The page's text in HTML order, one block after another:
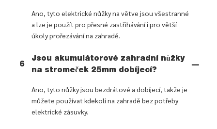
Ano, tyto elektrické nůžky na větve jsou všestranné
a lze je použít pro přesné zastřihávání i pro větší
úkoly prořezávání na zahradě.
6
Jsou akumulátorové zahradní nůžky
na stromeček 25mm dobíjecí?
Ano, tyto nůžky jsou bezdrátové a dobíjecí, takže je
můžete používat kdekoli na zahradě bez potřeby
elektrické zásuvky.